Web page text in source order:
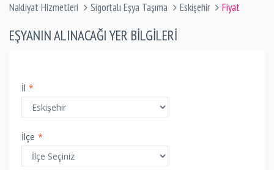
Nakliyat Hizmetleri Sigortalı Eşya Taşıma Eskişehir Fiyat
EŞYANIN ALINACAĞI YER BILGILERI
İl *
İlçe *